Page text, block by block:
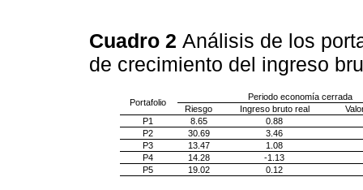
Cuadro 2 Análisis de los
de crecimiento del ingreso
Portafolio
Periodo economía cerrada
Riesgo
Ingreso bruto real
P1
8.65
0.88
P2
30.69
3.46
P3
13.47
1.08
P4
14.28
-1.13
P5
19.02 0.12